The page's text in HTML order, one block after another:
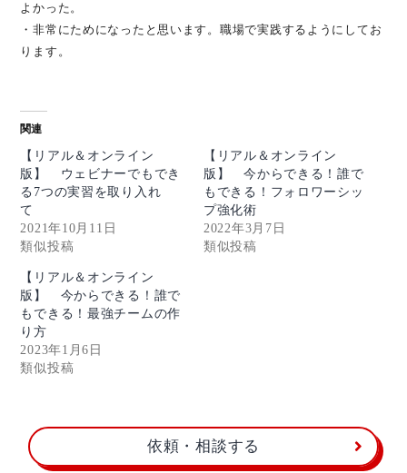
よかった。
・非常にためになったと思います。職場で実践するようにしてお
ります。
関連
【リアル＆オンライン
版】 ウェビナーでもでき
る7つの実習を取り入れ
て
2021年10月11日
類似投稿
【リアル＆オンライン
版】 今からできる！誰で
もできる！フォロワーシッ
プ強化術
2022年3月7日
類似投稿
【リアル＆オンライン
版】 今からできる！誰で
もできる！最強チームの作
り方
2023年1月6日
類似投稿
依頼・相談する